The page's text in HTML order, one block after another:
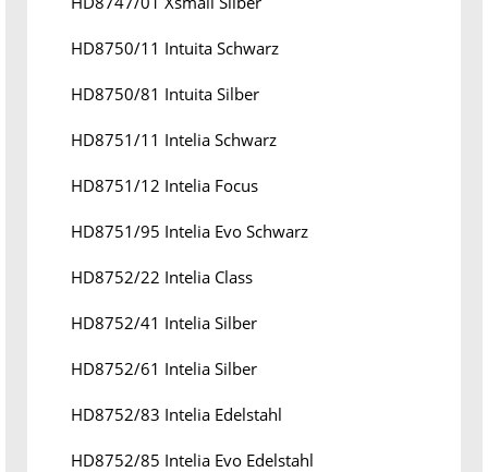
HD8750/11 Intuita Schwarz
HD8750/81 Intuita Silber
HD8751/11 Intelia Schwarz
HD8751/12 Intelia Focus
HD8751/95 Intelia Evo Schwarz
HD8752/22 Intelia Class
HD8752/41 Intelia Silber
HD8752/61 Intelia Silber
HD8752/83 Intelia Edelstahl
HD8752/85 Intelia Evo Edelstahl